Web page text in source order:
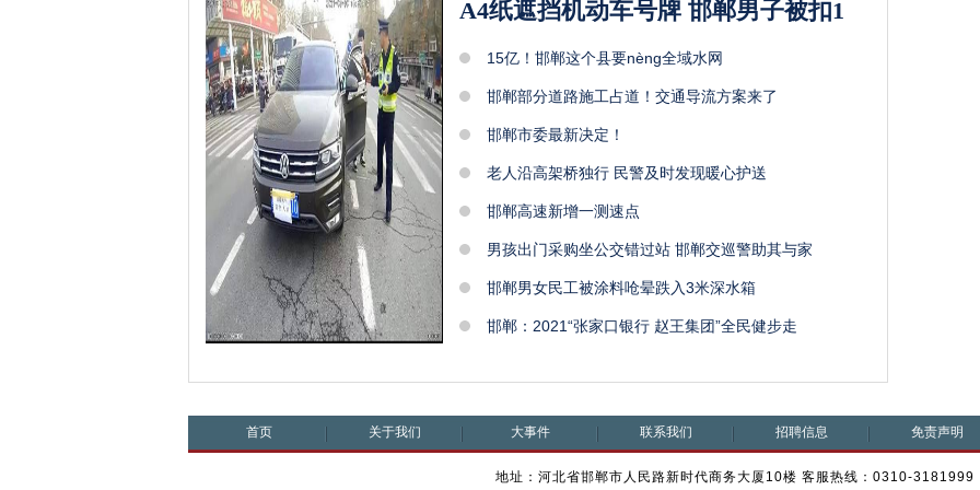
A4纸遮挡机动车号牌 邯郸男子被扣1
15亿！邯郸这个县要nèng全域水网
邯郸部分道路施工占道！交通导流方案来了
邯郸市委最新决定！
老人沿高架桥独行 民警及时发现暖心护送
邯郸高速新增一测速点
男孩出门采购坐公交错过站 邯郸交巡警助其与家
邯郸男女民工被涂料呛晕跌入3米深水箱
邯郸：2021“张家口银行 赵王集团”全民健步走
首页 关于我们 大事件 联系我们 招聘信息 免责声明
地址：河北省邯郸市人民路新时代商务大厦10楼 客服热线：0310-3181999